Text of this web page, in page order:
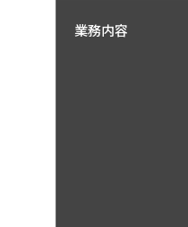
業務内容